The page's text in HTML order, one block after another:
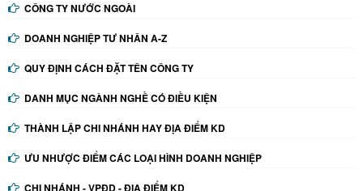
CÔNG TY NƯỚC NGOÀI
DOANH NGHIỆP TƯ NHÂN A-Z
QUY ĐỊNH CÁCH ĐẶT TÊN CÔNG TY
DANH MỤC NGÀNH NGHỀ CÓ ĐIỀU KIỆN
THÀNH LẬP CHI NHÁNH HAY ĐỊA ĐIỂM KD
ƯU NHƯỢC ĐIỂM CÁC LOẠI HÌNH DOANH NGHIỆP